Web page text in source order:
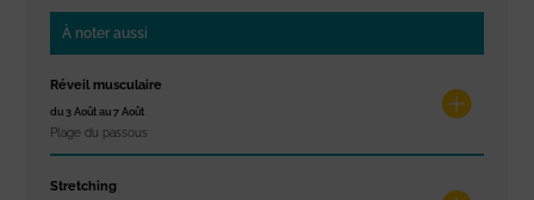
À noter aussi
Réveil musculaire
du 3 Août au 7 Août
Plage du passous
Stretching